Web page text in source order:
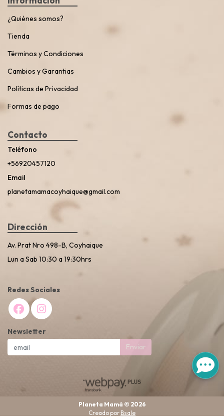
¿Quiénes somos?
Tienda
Términos y Condiciones
Cambios y Garantias
Políticas de Privacidad
Formas de pago
Contacto
Teléfono
+56920457120
Email
planetamamacoyhaique@gmail.com
Dirección
Av. Prat Nro 498-B, Coyhaique
Lun a Sab 10:30 a 19:30hrs
Redes Sociales
Newsletter
Enviar
Planeta Mamá © 2026
Creado por Bsale